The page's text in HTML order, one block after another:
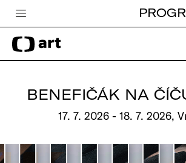
Česká televize
Zpravodajství
Pro děti
BENEFIČÁK NA
17. 7. 2026 - 18. 7. 2026,